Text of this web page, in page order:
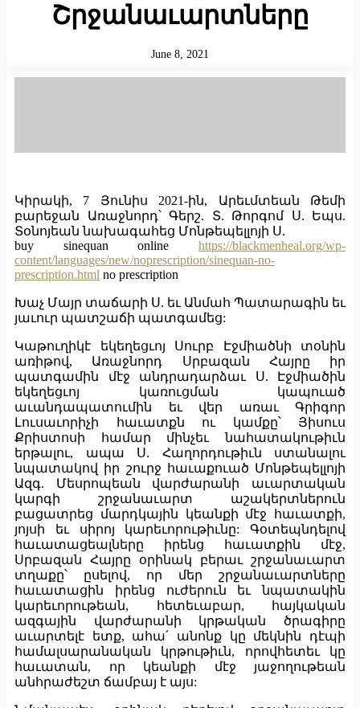
Շրջանաւարտները
June 8, 2021
Կիրակի, 7 Յունիս 2021-ին, Արեւմտեան Թեմի
բարեջան Առաջնորդ՝ Գերշ. Տ. Թորգոմ Ս. Եպս.
Տօնոյեան նախագահեց Մոնթեպելլոյի Ս.
buy sinequan online https://blackmenheal.org/wp-
content/languages/new/noprescription/sinequan-no-
prescription.html no prescription
Խաչ Մայր տաճարի Ս. եւ Անմահ Պատարագին եւ
յաւուր պատշաճի պատգամեց:
Կաթուղիկէ եկեղեցւոյ Սուրբ Էջմիածնի տօնին
առիթով, Առաջնորդ Սրբազան Հայրը իր
պատգամին մէջ անդրադարձաւ Ս. Էջմիածին
եկեղեցւոյ կառուցման կապուած
աւանդապատումին եւ վեր առաւ Գրիգոր
Լուսաւորիչի հաւատքն ու կամքը՝ Յիսուս
Քրիստոսի համար մինչեւ նահատակութիւն
երթալու, ապա Ս. Հաղորդութիւն ստանալու
նպատակով իր շուրջ հաւաքուած Մոնթեպելլոյի
Ազգ. Մեսրոպեան վարժարանի աւարտական
կարգի շրջանաւարտ աշակերտներուն
բացատրեց մարդկային կեանքի մէջ հաւատքի,
յոյսի եւ սիրոյ կարեւորութիւնը: Գօտեպնդելով
հաւատացեալները իրենց հաւատքին մէջ,
Սրբազան Հայրը օրինակ բերաւ շրջանաւարտ
տղաքը՝ ըսելով, որ մեր շրջանաւարտները
հաւատացին իրենց ուժերուն եւ նպատակին
կարեւորութեան, հետեւաբար, հայկական
ազգային վարժարանի կրթական ծրագիրը
աւարտելէ ետք, ահա՛ անոնք կը մեկնին դէպի
համալսարանական կրթութիւն, որովհետեւ կը
հաւատան, որ կեանքի մէջ յաջողութեան
անհրաժեշտ ճամբայ է այս: